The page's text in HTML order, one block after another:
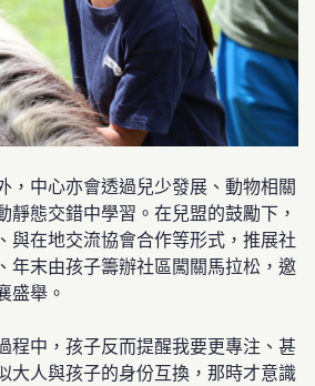
，中心亦會透過兒少發展、動物相關
靜態交錯中學習。在兒盟的鼓勵下，
與在地交流協會合作等形式，推展社
年末由孩子籌辦社區闖關馬拉松，邀
盛舉。
程中，孩子反而提醒我要更專注、甚
大人與孩子的身份互換，那時才意識